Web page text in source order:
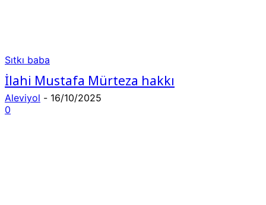
Sıtkı baba
İlahi Mustafa Mürteza hakkı
Aleviyol - 16/10/2025
0